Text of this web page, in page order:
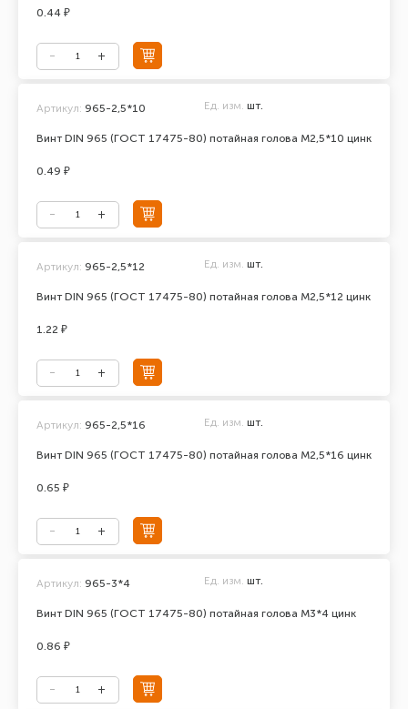
0.44 ₽
Винт DIN 965 (ГОСТ 17475-80) потайная голова М2,5*10 цинк
Артикул: 965-2,5*10 Ед. изм. шт.
0.49 ₽
Винт DIN 965 (ГОСТ 17475-80) потайная голова М2,5*12 цинк
Артикул: 965-2,5*12 Ед. изм. шт.
1.22 ₽
Винт DIN 965 (ГОСТ 17475-80) потайная голова М2,5*16 цинк
Артикул: 965-2,5*16 Ед. изм. шт.
0.65 ₽
Винт DIN 965 (ГОСТ 17475-80) потайная голова М3*4 цинк
Артикул: 965-3*4 Ед. изм. шт.
0.86 ₽